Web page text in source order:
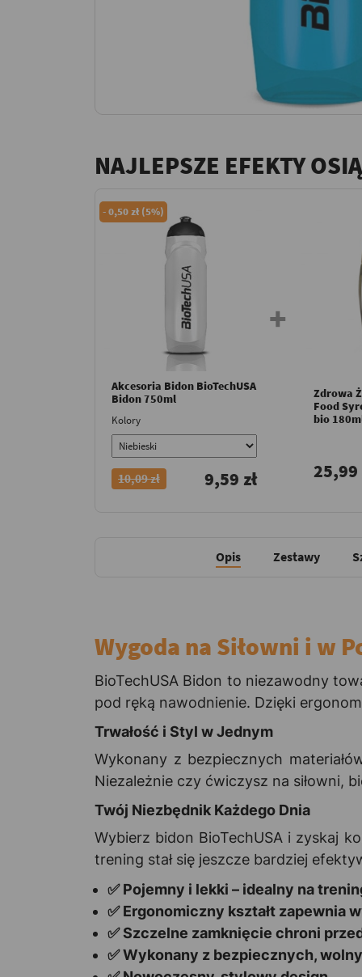
NAJLEPSZE EFEKTY
-0,50 zł (5%)
Akcesoria Bidon BioTechUSA
Bidon 750ml
Kolory
10,09 zł 9,59 zł
Zdrowa
Food
bio
25,99
Opis Zestawy
Wygoda na Siłowni i w
BioTechUSA Bidon to niezawodny
pod ręką nawodnienie. Dzięki
Trwałość i Styl w Jednym
Wykonany z bezpiecznych
Niezależnie czy ćwiczysz na siłowni,
Twój Niezbędnik Każdego Dnia
Wybierz bidon BioTechUSA i zyskaj
trening stał się jeszcze bardziej
✅ Pojemny i lekki – idealny na
✅ Ergonomiczny kształt zapewnia
✅ Szczelne zamknięcie chroni
✅ Wykonany z bezpiecznych,